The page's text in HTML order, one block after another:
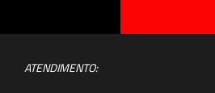
ATENDIMENTO: